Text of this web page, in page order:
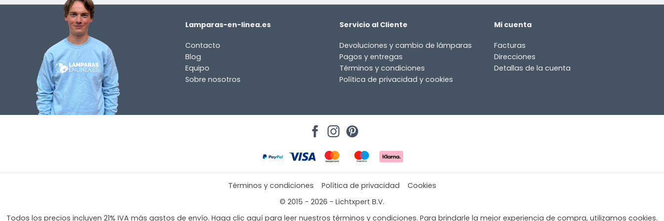
producto?
(Obligatorio)
Etiqueta energética
Lamparas-en-linea.es
Contacto
Blog
Equipo
Sobre nosotros
Servicio al Cliente
Devoluciones y cambio de lámparas
Pagos y entregas
Términos y condiciones
Política de privacidad y cookies
Mi cuenta
Facturas
Direcciones
Detallas de la cuenta
Términos y condiciones Política de privacidad
Cookies
© 2015 - 2026 - Lichtxpert B.V.
Todos los precios incluyen 21% IVA más gastos de envío. Haga clic aquí para leer nuestros términos y condiciones. Para brindarle la mejor experiencia de compra, utilizamos cookies.